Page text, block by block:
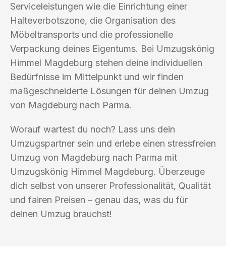
Serviceleistungen wie die Einrichtung einer
Halteverbotszone, die Organisation des
Möbeltransports und die professionelle
Verpackung deines Eigentums. Bei Umzugskönig
Himmel Magdeburg stehen deine individuellen
Bedürfnisse im Mittelpunkt und wir finden
maßgeschneiderte Lösungen für deinen Umzug
von Magdeburg nach Parma.
Worauf wartest du noch? Lass uns dein
Umzugspartner sein und erlebe einen stressfreien
Umzug von Magdeburg nach Parma mit
Umzugskönig Himmel Magdeburg. Überzeuge
dich selbst von unserer Professionalität, Qualität
und fairen Preisen – genau das, was du für
deinen Umzug brauchst!